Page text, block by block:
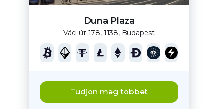
Duna Plaza
Váci út 178, 1138, Budapest
Tudjon meg többet